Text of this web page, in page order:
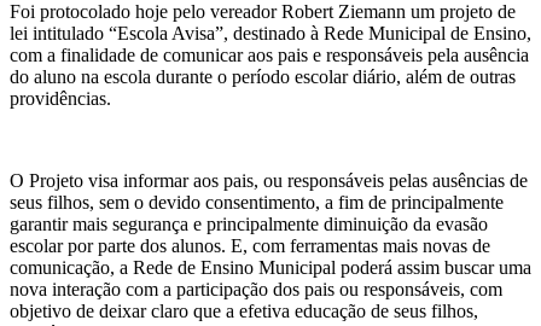
Foi protocolado hoje pelo vereador Robert Ziemann um projeto de
lei intitulado “Escola Avisa”, destinado à Rede Municipal de Ensino,
com a finalidade de comunicar aos pais e responsáveis pela ausência
do aluno na escola durante o período escolar diário, além de outras
providências.
O Projeto visa informar aos pais, ou responsáveis pelas ausências de
seus filhos, sem o devido consentimento, a fim de principalmente
garantir mais segurança e principalmente diminuição da evasão
escolar por parte dos alunos. E, com ferramentas mais novas de
comunicação, a Rede de Ensino Municipal poderá assim buscar uma
nova interação com a participação dos pais ou responsáveis, com
objetivo de deixar claro que a efetiva educação de seus filhos,